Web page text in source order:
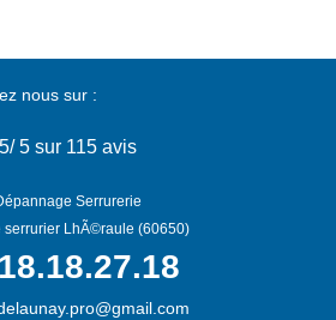
nous sur :
5/5sur 115 avis
Serrurerie
serrurier LhÃ©raule (60650)